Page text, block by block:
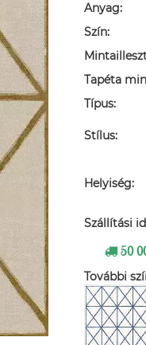
Anyag:
Szín:
Tapéta
Típus:
Stílus:
Helyiség:
Szállítási
50
További